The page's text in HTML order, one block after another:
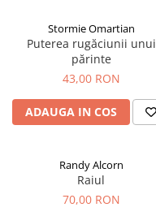
Stormie Omartian
Puterea rugăciunii unui
părinte
43,00 RON
ADAUGA IN COS
Randy Alcorn
Raiul
70,00 RON